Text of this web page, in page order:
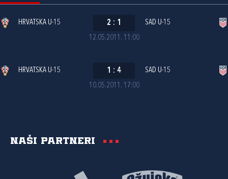
12.05.2011. 11:00
HRVATSKA U-15 2 : 1 SAD U-15
10.05.2011. 17:00
HRVATSKA U-15 1 : 4 SAD U-15
Naši partneri